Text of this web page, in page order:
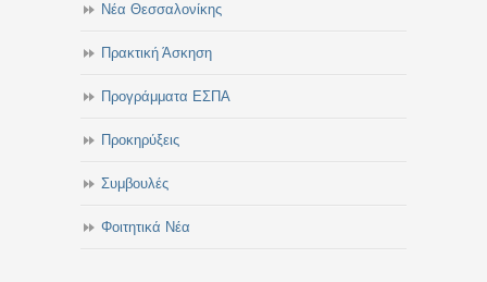
Νέα Θεσσαλονίκης
Πρακτική Άσκηση
Προγράμματα ΕΣΠΑ
Προκηρύξεις
Συμβουλές
Φοιτητικά Νέα